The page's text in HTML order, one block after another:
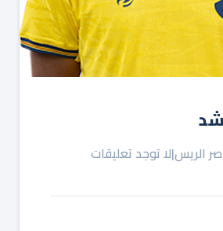
الريس|لا توجد تعليقات